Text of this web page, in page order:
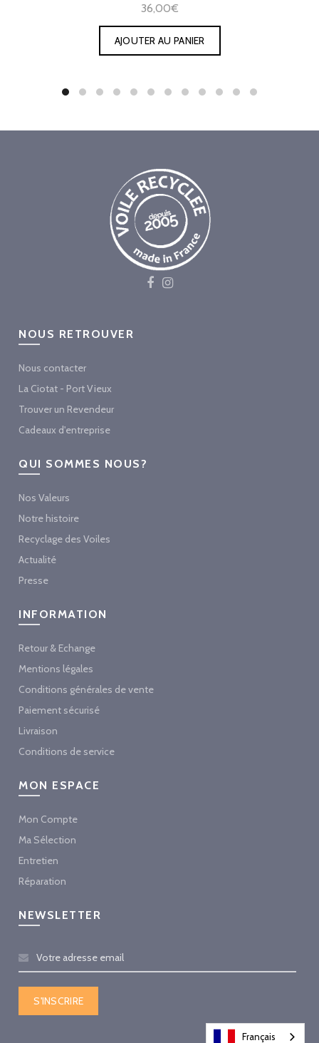
36,00€
AJOUTER AU PANIER
NOUS RETROUVER
Nous contacter
La Ciotat - Port Vieux
Trouver un Revendeur
Cadeaux d'entreprise
QUI SOMMES NOUS?
Nos Valeurs
Notre histoire
Recyclage des Voiles
Actualité
Presse
INFORMATION
Retour & Echange
Mentions légales
Conditions générales de vente
Paiement sécurisé
Livraison
Conditions de service
MON ESPACE
Mon Compte
Ma Sélection
Entretien
Réparation
NEWSLETTER
Français